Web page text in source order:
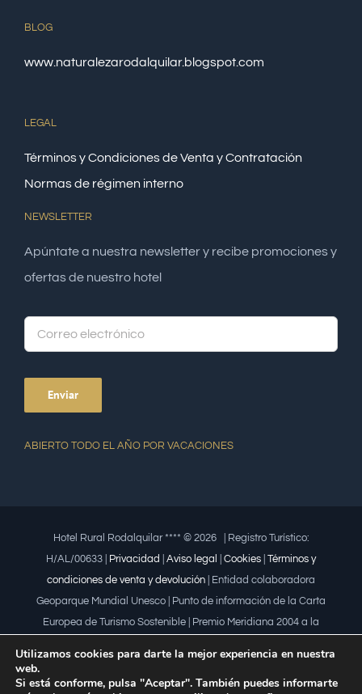
BLOG
www.naturalezarodalquilar.blogspot.com
LEGAL
Términos y Condiciones de Venta y Contratación
Normas de régimen interno
NEWSLETTER
Apúntate a nuestra newsletter y recibe promociones y
ofertas de nuestro hotel
ABIERTO TODO EL AÑO POR VACACIONES
Hotel Rural Rodalquilar **** © 2026 | Registro Turístico:
H/AL/00633 |
Privacidad Aviso legal Cookies Términos y
condiciones de venta y devolución | Entidad colaboradora
Geoparque Mundial Unesco | Punto de información de la Carta
Europea de Turismo Sostenible | Premio Meridiana 2004 a la
Utilizamos cookies para darte la mejor experiencia en nuestra
web.
Si está conforme, pulsa "Aceptar". También puedes informarte